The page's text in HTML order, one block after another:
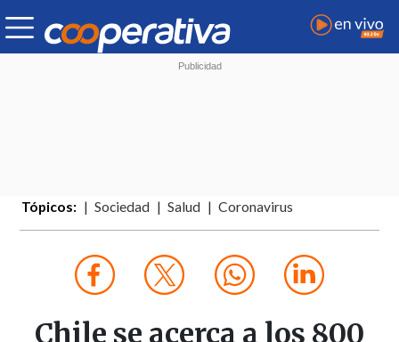
Tópicos: Sociedad Salud Coronavirus
Chile se acerca a los 800